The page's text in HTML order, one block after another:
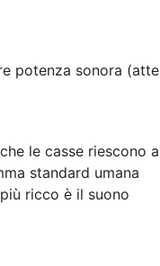
potenza sonora
le casse riescono
standard umana
ricco è il suono